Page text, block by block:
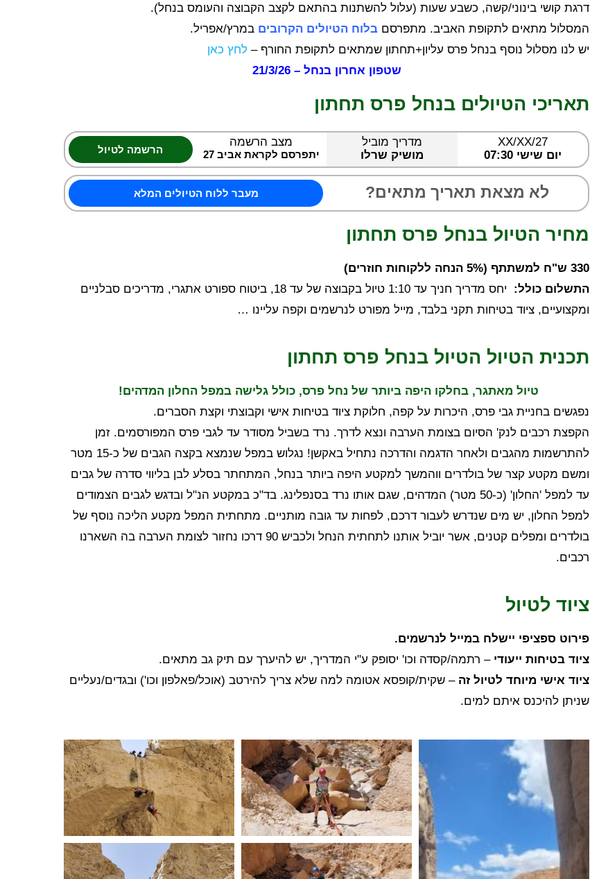
דרגת קושי בינוני/קשה, כשבע שעות (עלול להשתנות בהתאם לקצב הקבוצה והעומס בנחל).
המסלול מתאים לתקופת האביב. מתפרסם בלוח הטיולים הקרובים במרץ/אפריל.
יש לנו מסלול נוסף בנחל פרס עליון+תחתון שמתאים לתקופת החורף – לחץ כאן
שטפון אחרון בנחל – 21/3/26
תאריכי הטיולים בנחל פרס תחתון
XX/XX/27
יום שישי 07:30
מדריך מוביל
מושיק שרלו
מצב הרשמה
יתפרסם לקראת אביב 27 הרשמה לטיול
לא מצאת תאריך מתאים? מעבר ללוח הטיולים המלא
מחיר הטיול בנחל פרס תחתון
330 ש"ח למשתתף (5% הנחה ללקוחות חוזרים)
התשלום כולל:
יחס מדריך חניך עד 1:10 טיול בקבוצה של עד 18, ביטוח ספורט אתגרי, מדריכים סבלניים
ומקצועיים, ציוד בטיחות תקני בלבד, מייל מפורט לנרשמים וקפה עליינו …
תכנית הטיול הטיול בנחל פרס תחתון
טיול מאתגר, בחלקו היפה ביותר של נחל פרס, כולל גלישה במפל החלון המדהים!
נפגשים בחניית גבי פרס, היכרות על קפה, חלוקת ציוד בטיחות אישי וקבוצתי וקצת הסברים.
הקפצת רכבים לנק' הסיום בצומת הערבה ונצא לדרך. נרד בשביל מסודר עד לגבי פרס המפורסמים. זמן
להתרשמות מהגבים ולאחר הדגמה והדרכה נתחיל באקשן! נגלוש במפל שנמצא בקצה הגבים של כ-15 מטר
ומשם מקטע קצר של בולדרים ווהמשך למקטע היפה ביותר בנחל, המתחתר בסלע לבן בליווי סדרה של גבים
עד למפל 'החלון' (כ-50 מטר) המדהים, שגם אותו נרד בסנפלינג. בד"כ במקטע הנ"ל ובדגש לגבים הצמודים
למפל החלון, יש מים שנדרש לעבור דרכם, לפחות עד גובה מותניים. מתחתית המפל מקטע הליכה נוסף של
בולדרים ומפלים קטנים, אשר יוביל אותנו לתחתית הנחל ולכביש 90 דרכו נחזור לצומת הערבה בה השארנו
רכבים.
ציוד לטיול
פירוט ספציפי יישלח במייל לנרשמים.
ציוד בטיחות ייעודי – רתמה/קסדה וכו' יסופק ע"י המדריך, יש להיערך עם תיק גב מתאים.
ציוד אישי מיוחד לטיול זה – שקית/קופסא אטומה למה שלא צריך להירטב (אוכל/פאלפון וכו') ובגדים/נעליים
שניתן להיכנס איתם למים.